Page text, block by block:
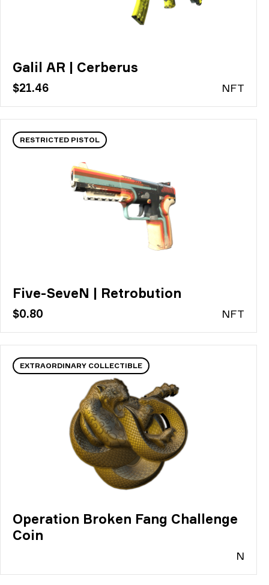
Galil AR | Cerberus
$21.46 NFT
RESTRICTED PISTOL
Five-SeveN | Retrobution
$0.80 NFT
EXTRAORDINARY COLLECTIBLE
Operation Broken Fang Challenge
Coin
N